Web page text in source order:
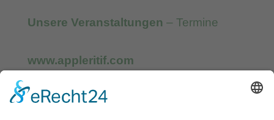
Unsere Veranstaltungen – Termine
www.appleritif.com